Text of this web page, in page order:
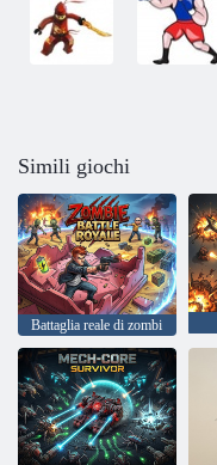
Simili giochi
Battaglia reale di zombi